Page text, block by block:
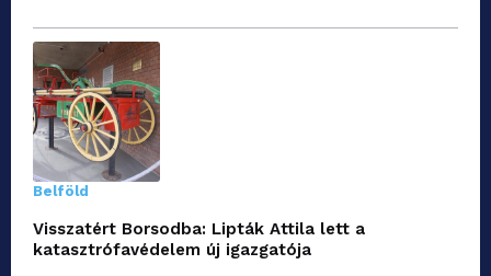
Belföld
Visszatért Borsodba: Lipták Attila lett a
katasztrófavédelem új igazgatója